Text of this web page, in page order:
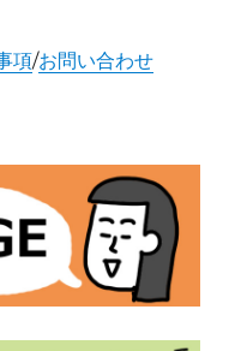
項/お問い合わせ